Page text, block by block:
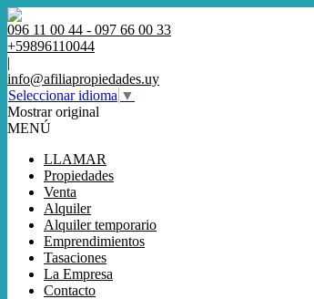
096 11 00 44 - 097 66 00 33
+59896110044
|
info@afiliapropiedades.uy
Seleccionar idioma ▼
Mostrar original
MENÚ
LLAMAR
Propiedades
Venta
Alquiler
Alquiler temporario
Emprendimientos
Tasaciones
La Empresa
Contacto